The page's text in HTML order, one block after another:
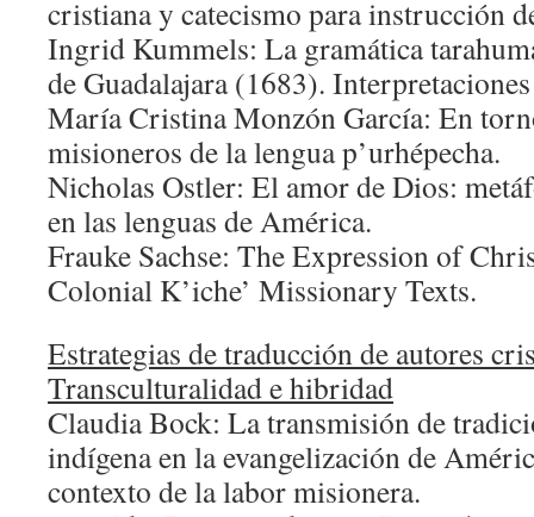
cristiana y catecismo para instrucción
Ingrid Kummels: La gramática
de Guadalajara (1683).
María Cristina Monzón García: En
misioneros de la lengua p’urhépecha.
Nicholas Ostler: El amor de Dios:
en las lenguas de América.
Frauke Sachse: The Expression of
Colonial K’iche’ Missionary Texts.
Estrategias de traducción de autores
Transculturalidad e hibridad
Claudia Bock: La transmisión de
indígena en la evangelización de
contexto de la labor misionera.